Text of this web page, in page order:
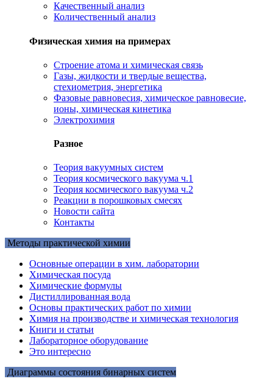
Качественный анализ
Количественный анализ
Физическая химия на примерах
Cтроение атома и химическая связь
Газы, жидкости и твердые вещества,
стехиометрия, энергетика
Фазовые равновесия, химическое равновесие,
ионы, химическая кинетика
Электрохимия
Разное
Теория вакуумных систем
Теория космического вакуума ч.1
Теория космического вакуума ч.2
Реакции в порошковых смесях
Новости сайта
Контакты
Методы практической химии
Основные операции в хим. лаборатории
Химическая посуда
Химические формулы
Дистиллированная вода
Основы практических работ по химии
Химия на производстве и химическая технология
Книги и статьи
Лабораторное оборудование
Это интересно
Диаграммы состояния бинарных систем